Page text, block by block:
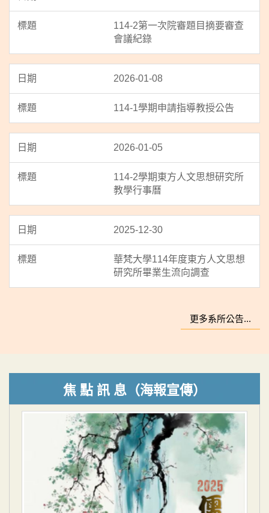
114-2第一次院審題目摘要審查
會議紀錄
2026-01-08
114-1學期申請指導教授公告
2026-01-05
114-2學期東方人文思想研究所
教學行事曆
2025-12-30
華梵大學114年度東方人文思想
研究所畢業生流向調查
更多系所公告...
焦 點 訊 息（海報宣傳）